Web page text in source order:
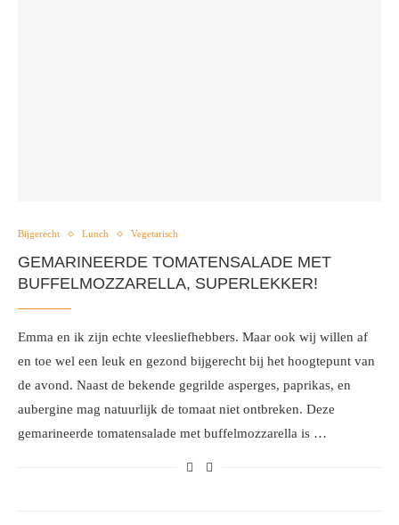
Bijgerecht Lunch Vegetarisch
GEMARINEERDE TOMATENSALADE MET
BUFFELMOZZARELLA, SUPERLEKKER!
Emma en ik zijn echte vleesliefhebbers. Maar ook wij willen af
en toe wel een leuk en gezond bijgerecht bij het hoogtepunt van
de avond. Naast de bekende gegrilde asperges, paprikas, en
aubergine mag natuurlijk de tomaat niet ontbreken. Deze
gemarineerde tomatensalade met buffelmozzarella is …